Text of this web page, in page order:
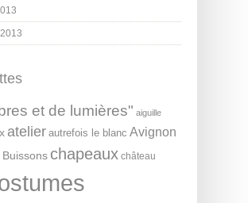
et de lumières" aiguille
atelier autrefois le blanc Avignon
Buissons chapeaux château